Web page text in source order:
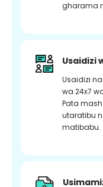
gharama
Usaidizi
Usaidizi
wa 24x7
Pata
utaratibu
matibabu.